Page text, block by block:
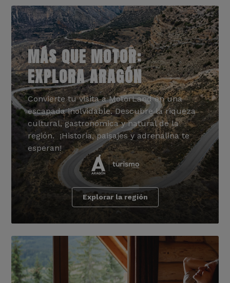
MÁS QUE MOTOR:
EXPLORA ARAGÓN
Convierte tu visita a MotorLand en una
escapada inolvidable. Descubre la riqueza
cultural, gastronómica y natural de la
región. ¡Historia, paisajes y adrenalina te
esperan!
Explorar la región